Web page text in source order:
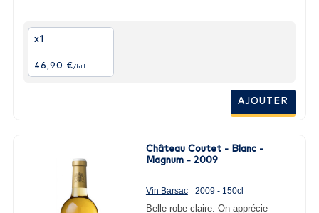
x1
46,90 €/btl
AJOUTER
Château Coutet - Blanc -
Magnum - 2009
Vin Barsac 2009 - 150cl
Belle robe claire. On apprécie